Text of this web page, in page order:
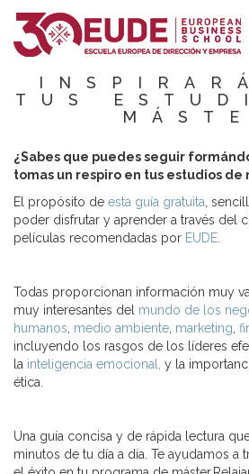
EBOOK
60
TUS
¿Sabes que puedes seguir
tomas un respiro en tus estudios de
El propósito de esta guía gratuita ,
poder disfrutar y aprender a través del
películas recomendadas por EUDE
Todas proporcionan información muy
muy interesantes del mundo de los
humanos medio ambiente marketing
incluyendo los rasgos de los líderes
la inteligencia emocional,
y la
ética.
Una guía concisa y de rápida lectura
minutos de tu día a día. Te ayudamos a